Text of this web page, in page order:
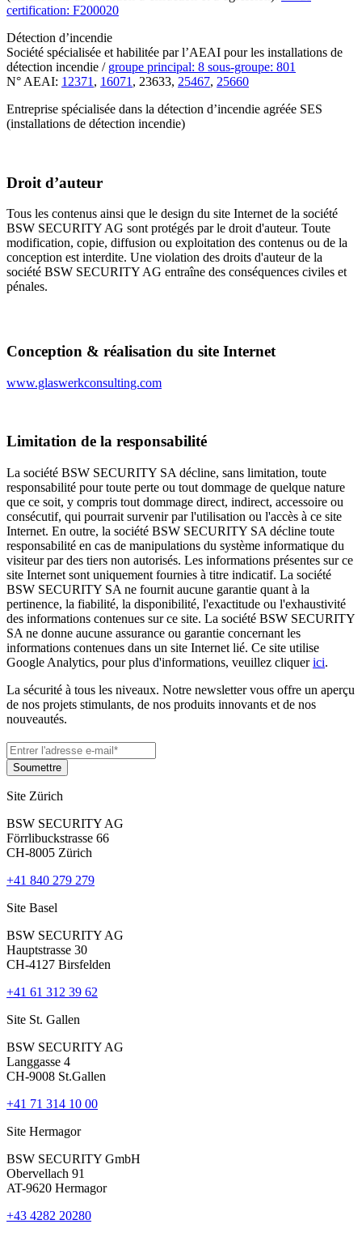
certification: F200020
Détection d’incendie
Société spécialisée et habilitée par l’AEAI pour les installations de
détection incendie / groupe principal: 8 sous-groupe: 801
N° AEAI: 12371 , 16071 , 23633, 25467, 25660
Entreprise spécialisée dans la détection d’incendie agréée SES
(installations de détection incendie)
Droit d’auteur
Tous les contenus ainsi que le design du site Internet de la société
BSW SECURITY AG sont protégés par le droit d'auteur. Toute
modification, copie, diffusion ou exploitation des contenus ou de la
conception est interdite. Une violation des droits d'auteur de la
société BSW SECURITY AG entraîne des conséquences civiles et
pénales.
Conception & réalisation du site Internet
www.glaswerkconsulting.com
Limitation de la responsabilité
La société BSW SECURITY SA décline, sans limitation, toute
responsabilité pour toute perte ou tout dommage de quelque nature
que ce soit, y compris tout dommage direct, indirect, accessoire ou
consécutif, qui pourrait survenir par l'utilisation ou l'accès à ce site
Internet. En outre, la société BSW SECURITY SA décline toute
responsabilité en cas de manipulations du système informatique du
visiteur par des tiers non autorisés. Les informations présentes sur ce
site Internet sont uniquement fournies à titre indicatif. La société
BSW SECURITY SA ne fournit aucune garantie quant à la
pertinence, la fiabilité, la disponibilité, l'exactitude ou l'exhaustivité
des informations contenues sur ce site. La société BSW SECURITY
SA ne donne aucune assurance ou garantie concernant les
informations contenues dans un site Internet lié. Ce site utilise
Google Analytics, pour plus d'informations, veuillez cliquerici.
La sécurité à tous les niveaux. Notre newsletter vous offre un aperçu
de nos projets stimulants, de nos produits innovants et de nos
nouveautés.
Site Zürich
BSW SECURITY AG
Förrlibuckstrasse 66
CH-8005 Zürich
+41 840 279 279
Site Basel
BSW SECURITY AG
Hauptstrasse 30
CH-4127 Birsfelden
+41 61 312 39 62
Site St. Gallen
BSW SECURITY AG
Langgasse 4
CH-9008 St.Gallen
+41 71 314 10 00
Site Hermagor
BSW SECURITY GmbH
Obervellach 91
AT-9620 Hermagor
+43 4282 20280